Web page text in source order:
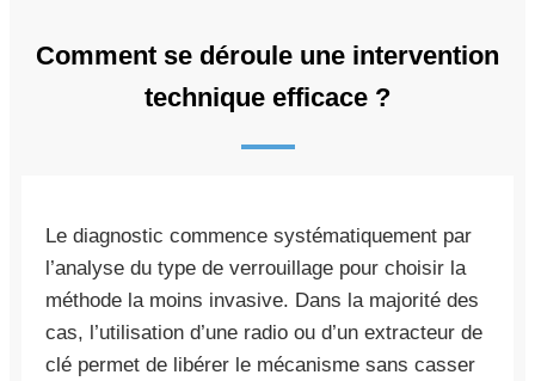
Comment se déroule une intervention
technique efficace ?
Le diagnostic commence systématiquement par
l’analyse du type de verrouillage pour choisir la
méthode la moins invasive. Dans la majorité des
cas, l’utilisation d’une radio ou d’un extracteur de
clé permet de libérer le mécanisme sans casser